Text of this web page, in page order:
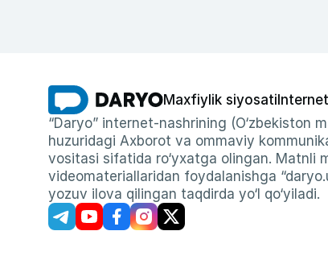
Maxfiylik siyosati
“Daryo” internet-nashrining (O‘zbekiston
huzuridagi Axborot va ommaviy
vositasi sifatida ro‘yxatga olingan. Matnli
videomateriallaridan foydalanishga
yozuv ilova qilingan taqdirda yo‘l qo‘yiladi.